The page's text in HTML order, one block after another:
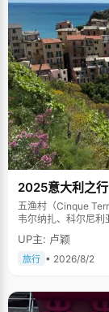
2025意大利之
五渔村（Cinque
韦尔纳扎、科尔尼利
山傍海，房屋色彩斑
UP主: 卢颖
旅行 • 2026/8/2